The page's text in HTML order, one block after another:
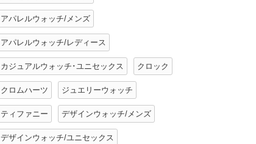
アパレルウォッチ/メンズ
アパレルウォッチ/レディース
カジュアルウォッチ･ユニセックス クロック
クロムハーツ ジュエリーウォッチ
ティファニー デザインウォッチ/メンズ
デザインウォッチ/ユニセックス